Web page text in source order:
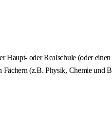
Haupt- oder Realschule (oder
(z.B. Physik, Chemie und